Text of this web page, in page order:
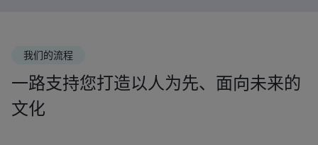
我们的流程
一路支持您打造以人为先、面向未来的
文化